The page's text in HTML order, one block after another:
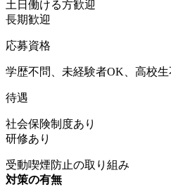
土日働ける方歓迎
長期歓迎
応募資格
学歴不問、未経験者OK、高校
待遇
社会保険制度あり
研修あり
受動喫煙防止の取り組み
対策の有無